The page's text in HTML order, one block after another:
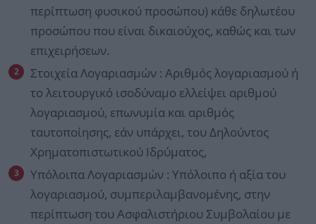
περίπτωση φυσικού προσώπου) κάθε δηλωτέου
προσώπου που είναι δικαιούχος, καθώς και των
επιχειρήσεων.
Στοιχεία Λογαριασμών : Αριθμός λογαριασμού ή
το λειτουργικό ισοδύναμο ελλείψει αριθμού
λογαριασμού, επωνυμία και αριθμός
ταυτοποίησης, εάν υπάρχει, του Δηλούντος
Χρηματοπιστωτικού Ιδρύματος,
Υπόλοιπα Λογαριασμών : Υπόλοιπο ή αξία του
λογαριασμού, συμπεριλαμβανομένης, στην
περίπτωση του Ασφαλιστήριου Συμβολαίου με